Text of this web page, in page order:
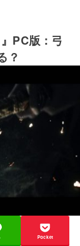
PC版：弓
？
Pocket